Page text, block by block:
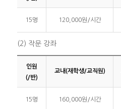
15명 120,000원/시간
(2) 작문 강좌
인원
(/반)
교내(재학생/교직원)
15명 160,000원/시간